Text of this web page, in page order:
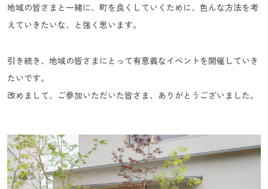
地域の皆さまと一緒に、町を良くしていくために、色んな方法を考
えていきたいな、と強く思います。
引き続き、地域の皆さまにとって有意義なイベントを開催していき
たいです。
改めまして、ご参加いただいた皆さま、ありがとうございました。